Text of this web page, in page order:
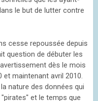
le but de lutter contre
cesse repoussée depuis
question de débuter les
dès le mois
et maintenant avril 2010.
nature des données qui
et le temps que